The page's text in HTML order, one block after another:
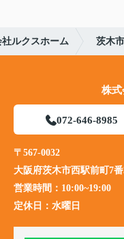
ルクスホーム 茨木
株式
072-646-8985
〒567-0032
大阪府茨木市西駅前町7
営業時間： 10:00~19:00
定休日： 水曜日